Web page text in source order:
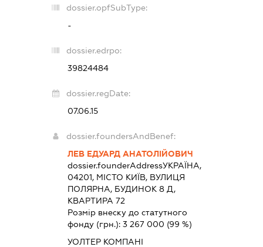
dossier.opfSubType:
-
dossier.edrpo:
39824484
dossier.regDate:
07.06.15
dossier.foundersAndBenef:
ЛЕВ ЕДУАРД АНАТОЛІЙОВИЧ
dossier.founderAddressУКРАЇНА,
04201, МІСТО КИЇВ, ВУЛИЦЯ
ПОЛЯРНА, БУДИНОК 8 Д,
КВАРТИРА 72
Розмір внеску до статутного
фонду (грн.): 3 267 000 (99 %)
УОЛТЕР КОМПАНІ